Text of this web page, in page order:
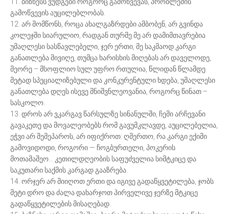
გამოწვევის აუცილებლობას.
12. არ მომწონს, როცა ახალგაზრდები ამბობენ, არ გვინდა
კოლეჯში სიარულიო, რადგან თურმე მე არ დამიმთავრებია
უმაღლესი სასწავლებელი, ჯერ ერთი, მე საკმაოდ კარგი
განათლება მივიღე, თუმცა ხარისხის მიღებას არ დაველოდე,
მეორე – მსოფლიო სულ უფრო რთულია, წლიდან წლამდე
მეტად სპეციალიზებული და კონკურენტული ხდება, უმაღლესი
განათლება დღეს ისევე მნიშვნლეოვანია, როგორც წინათ –
სასკოლო.
13. დროს არ ვკარგავ წარსულზე სინანულში, ჩემი არჩევანი
გავაკეთე და მოვალეობებს რომ გავუმკლავდე, აუცილებელია,
ეჭვი არ შემეპაროს, არ იფიქროთ: ღმერთო, რა კარგი ექიმი
გამოვიდოდი, როგორი — ჩოგბურთელი, პოკერის
მოთამაშეო… კეთილდღეობის საფუძველია სიმტკიცე და
საკუთარი საქმის კარგად გააზრება.
14. ორჯერ არ მიიღოთ ერთი და იგივე გადაწყვეტილება, ჯობს
მეტი დრო და ძალა დახარჯოთ პირველივე ჯერზე მტკიცე
გადაწყვეტილების მისაღებად.